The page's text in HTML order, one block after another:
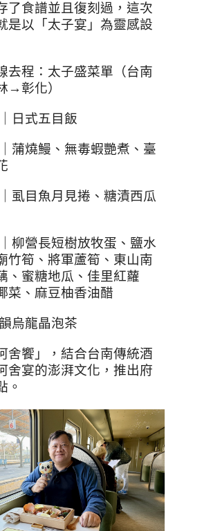
了食譜並且復刻過，這次
是以「太子宴」為靈感設
去程：太子盛菜單（台南
→彰化）
日式五目飯
蒲燒鰻、無毒蝦艷煮、臺
虱目魚月見捲、糖漬西瓜
柳營長短樹放牧蛋、鹽水
竹筍、將軍蘆筍、東山南
、蜜糖地瓜、佳里紅蘿
菜、麻豆柚香油醋
烏龍晶泡茶
舍饗」，結合台南傳統酒
舍宴的澎湃文化，推出府
。